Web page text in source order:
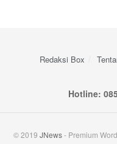
Redaksi Box
Hotline:
© 2019 JNews- Premium